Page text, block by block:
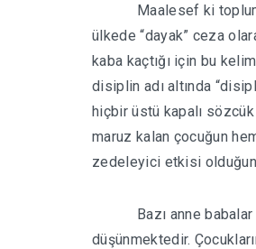
Maalesef ki
ülkede “dayak” ceza
kaba kaçtığı için bu
disiplin adı altında
hiçbir üstü kapalı
maruz kalan çocuğun
zedeleyici etkisi
Bazı anne
düşünmektedir.